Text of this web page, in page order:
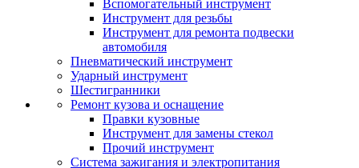
Вспомогательный инструмент
Инструмент для резьбы
Инструмент для ремонта подвески
автомобиля
Пневматический инструмент
Ударный инструмент
Шестигранники
Ремонт кузова и оснащение
Правки кузовные
Инструмент для замены стекол
Прочий инструмент
Система зажигания и электропитания